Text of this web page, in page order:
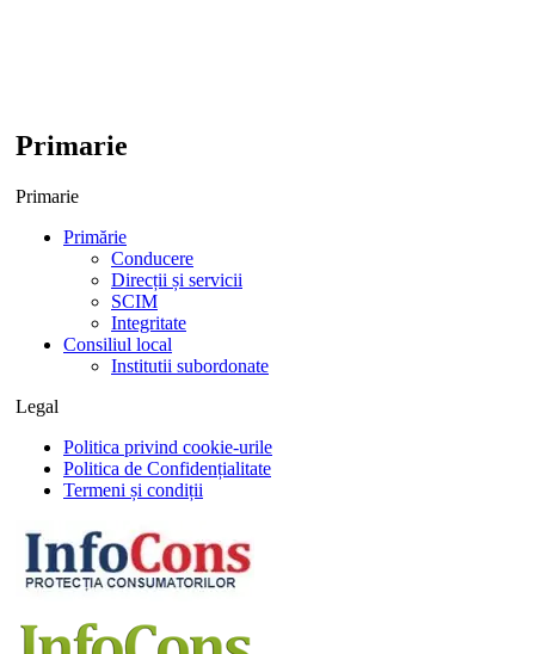
Primarie
Primarie
Primărie
Conducere
Direcții și servicii
SCIM
Integritate
Consiliul local
Institutii subordonate
Legal
Politica privind cookie-urile
Politica de Confidențialitate
Termeni și condiții